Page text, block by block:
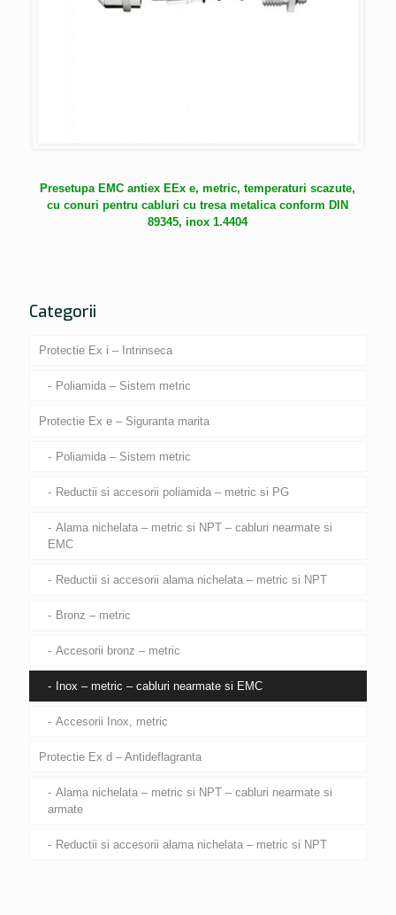
Presetupa EMC antiex EEx e, metric, temperaturi scazute,
cu conuri pentru cabluri cu tresa metalica conform DIN
89345, inox 1.4404
Categorii
Protectie Ex i – Intrinseca
Poliamida – Sistem metric
Protectie Ex e – Siguranta marita
Poliamida – Sistem metric
Reductii si accesorii poliamida – metric si PG
Alama nichelata – metric si NPT – cabluri nearmate si
EMC
Reductii si accesorii alama nichelata – metric si NPT
Bronz – metric
Accesorii bronz – metric
Inox – metric – cabluri nearmate si EMC
Accesorii Inox, metric
Protectie Ex d – Antideflagranta
Alama nichelata – metric si NPT – cabluri nearmate si
armate
Reductii si accesorii alama nichelata – metric si NPT